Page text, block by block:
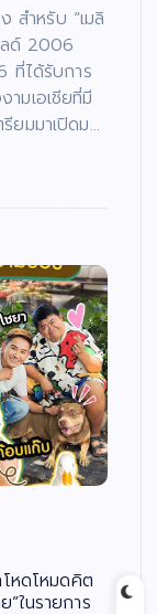
ำหรับ “เมลิ
ลด์ 2006
ที่ได้รับการ
ามเอเชียที่มี
ยมมาเปิดม…
โหดโหมดคิต
ในรายการ